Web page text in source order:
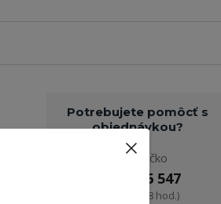
Potrebujete pomôcť s
objednávkou?
Pavol Ličko
0908 916 547
(Po-Pia, 9-18 hod.)